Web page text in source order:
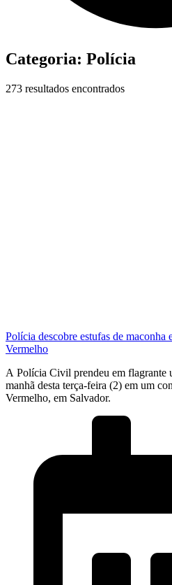
Categoria: Polícia
273 resultados encontrados
Polícia descobre estufas de maconha
Vermelho
A Polícia Civil prendeu em flagrante
manhã desta terça-feira (2) em um
Vermelho, em Salvador.